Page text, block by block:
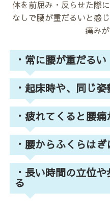
体を前屈み・反らせた際
なしで腰が重だるいと感
痛み
・常に腰が重だるい
・起床時や、同じ
・疲れてくると腰
・腰からふくらは
・長い時間の立位
る